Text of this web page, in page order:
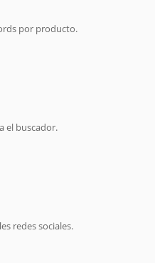
por producto.
el buscador.
redes sociales.